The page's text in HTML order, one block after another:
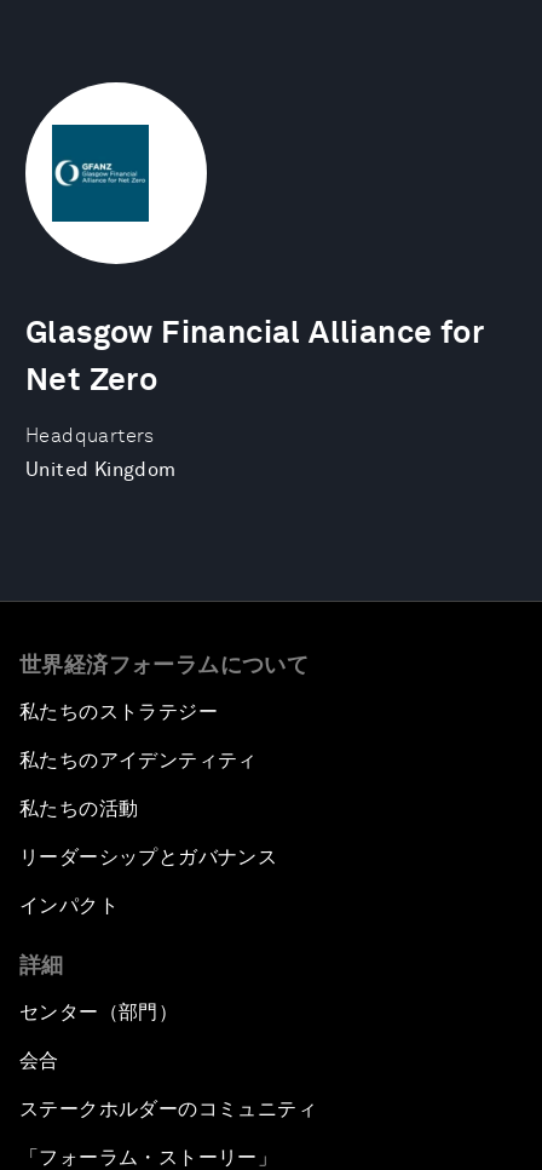
Headquarters
United Kingdom
Glasgow Financial Alliance for
Net Zero
世界経済フォーラムについて
私たちのストラテジー
私たちのアイデンティティ
私たちの活動
リーダーシップとガバナンス
インパクト
詳細
センター（部門）
会合
ステークホルダーのコミュニティ
「フォーラム・ストーリー」